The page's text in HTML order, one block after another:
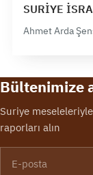
SURİYE
Ahmet Arda
Bültenimize
Suriye
raporları alın